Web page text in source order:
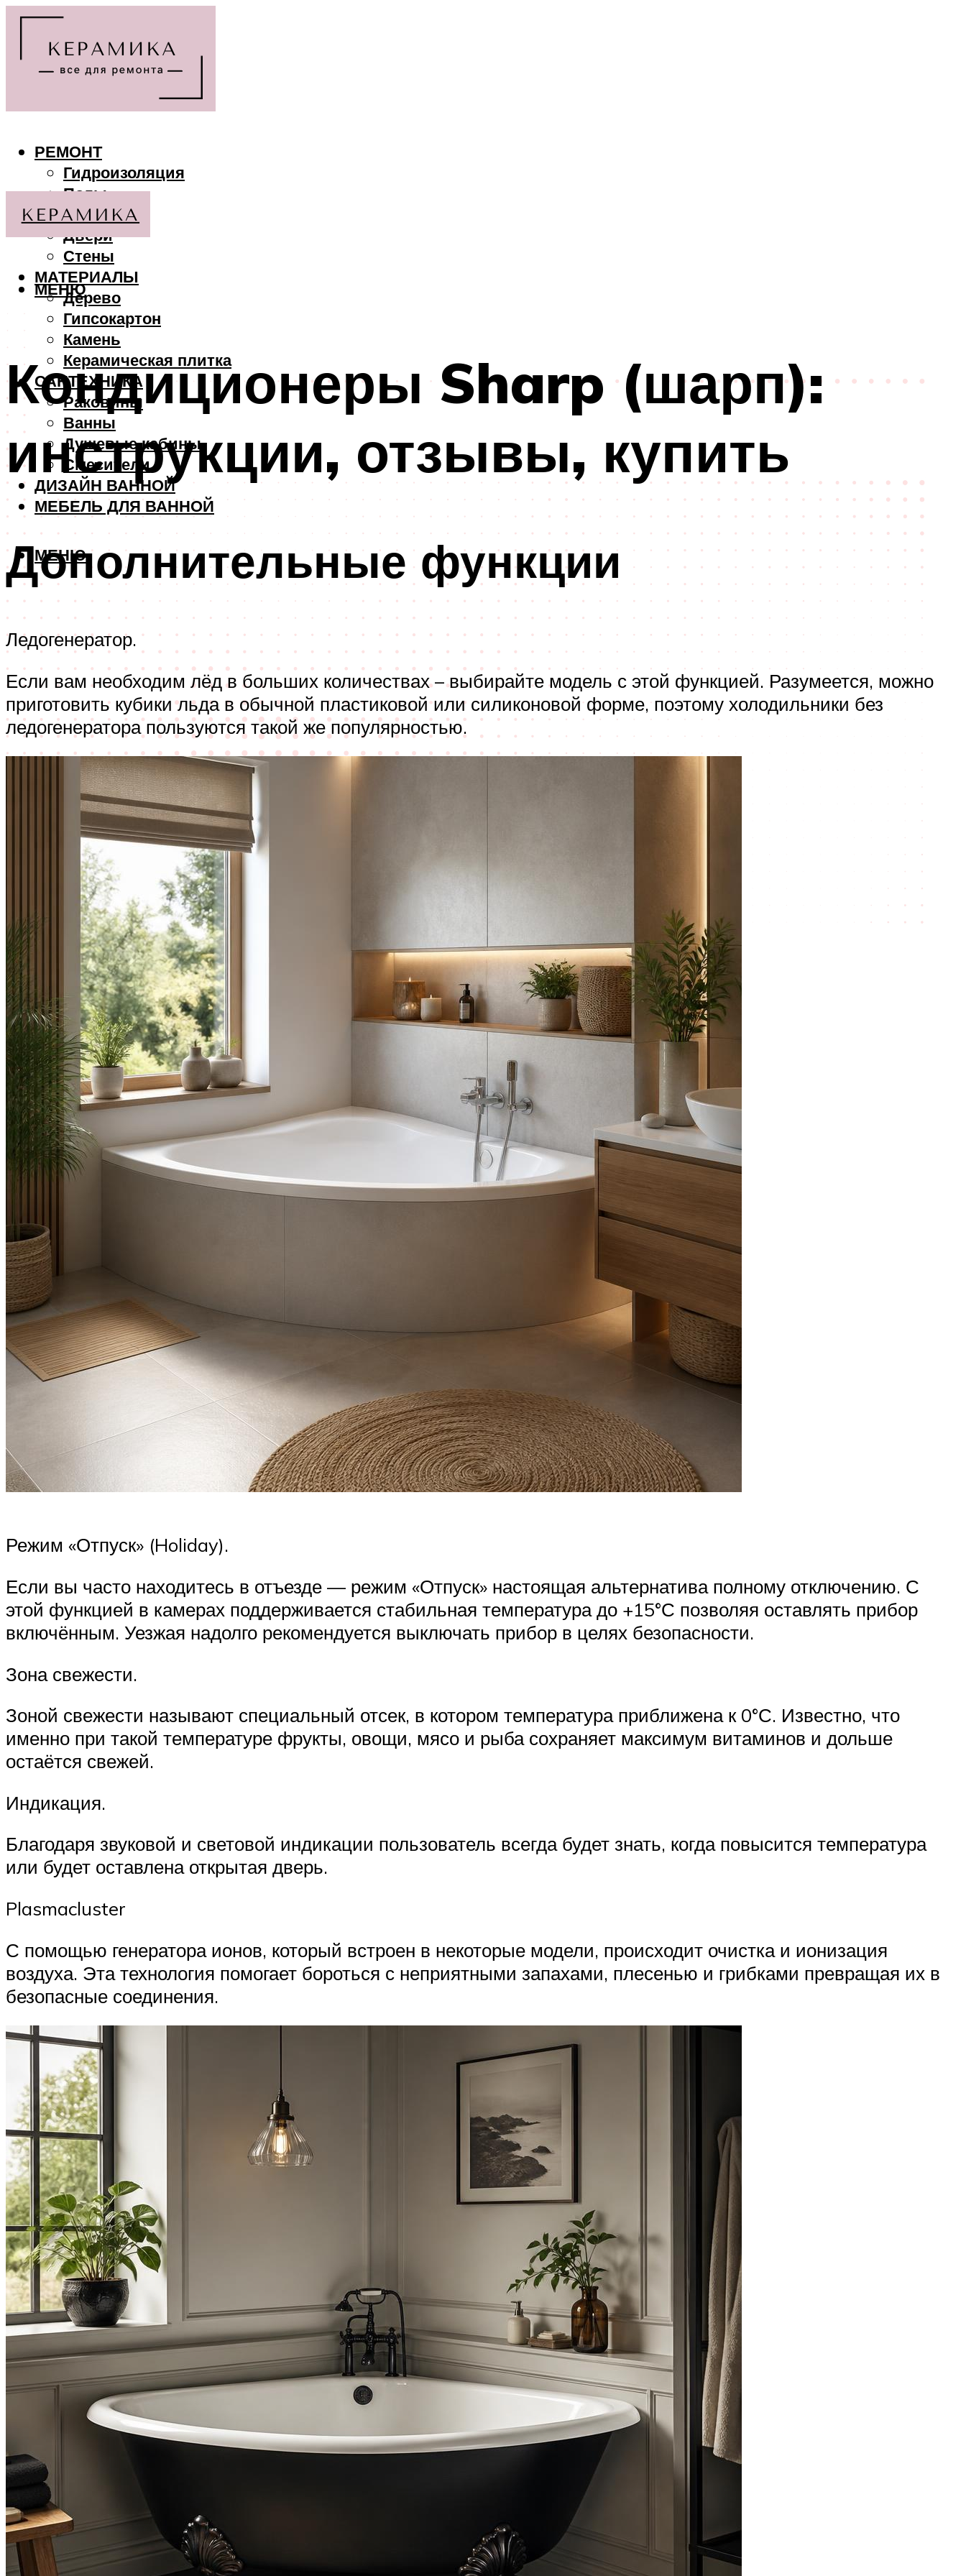
РЕМОНТ
Гидроизоляция
Полы
Потолки
Двери
Стены
МАТЕРИАЛЫ
Дерево
Гипсокартон
Камень
Керамическая плитка
САНТЕХНИКА
Раковины
Ванны
Душевые кабины
Смесители
ДИЗАЙН ВАННОЙ
МЕБЕЛЬ ДЛЯ ВАННОЙ
МЕНЮ
МЕНЮ
Кондиционеры Sharp (шарп):
инструкции, отзывы, купить
Дополнительные функции
Ледогенератор.
Если вам необходим лёд в больших количествах – выбирайте модель с этой функцией. Разумеется, можно
приготовить кубики льда в обычной пластиковой или силиконовой форме, поэтому холодильники без
ледогенератора пользуются такой же популярностью.
Режим «Отпуск» (Holiday).
Если вы часто находитесь в отъезде — режим «Отпуск» настоящая альтернатива полному отключению. С
этой функцией в камерах поддерживается стабильная температура до +15°С позволяя оставлять прибор
включённым. Уезжая надолго рекомендуется выключать прибор в целях безопасности.
Зона свежести.
Зоной свежести называют специальный отсек, в котором температура приближена к 0°С. Известно, что
именно при такой температуре фрукты, овощи, мясо и рыба сохраняет максимум витаминов и дольше
остаётся свежей.
Индикация.
Благодаря звуковой и световой индикации пользователь всегда будет знать, когда повысится температура
или будет оставлена открытая дверь.
Plasmacluster
С помощью генератора ионов, который встроен в некоторые модели, происходит очистка и ионизация
воздуха. Эта технология помогает бороться с неприятными запахами, плесенью и грибками превращая их в
безопасные соединения.